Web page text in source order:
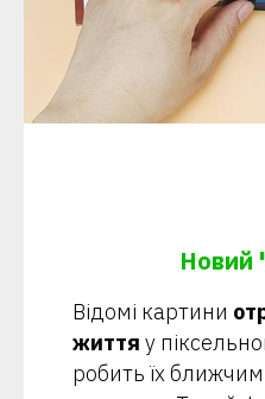
Новий
Відомі картини
життя у
робить їх